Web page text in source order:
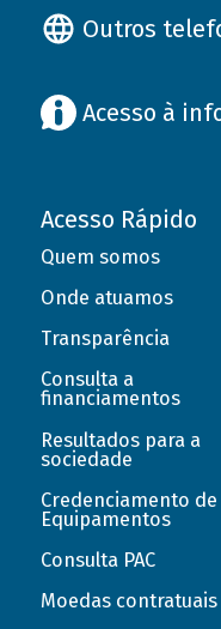
Outros
Acesso à
Acesso Rápido
Quem somos
Onde atuamos
Transparência
Consulta a
financiamentos
Resultados para a
sociedade
Credenciamento de
Equipamentos
Consulta PAC
Moedas contratuais